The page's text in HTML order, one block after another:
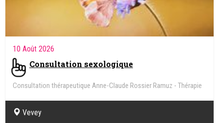
10 Août 2026
Consultation sexologique
Consultation thérapeutique Anne-Claude Rossier Ramuz - Thérapie
Vevey